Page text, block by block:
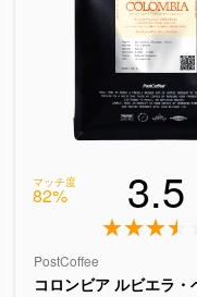
マッチ度
82% 3.5
PostCoffee
コロンビア ルビエラ・